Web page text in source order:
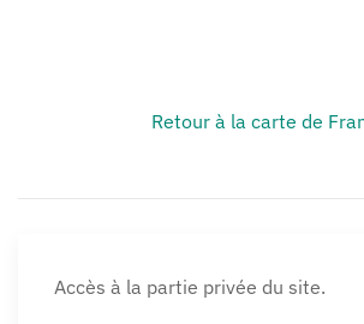
Retour à la carte de
Accès à la partie privée du site.